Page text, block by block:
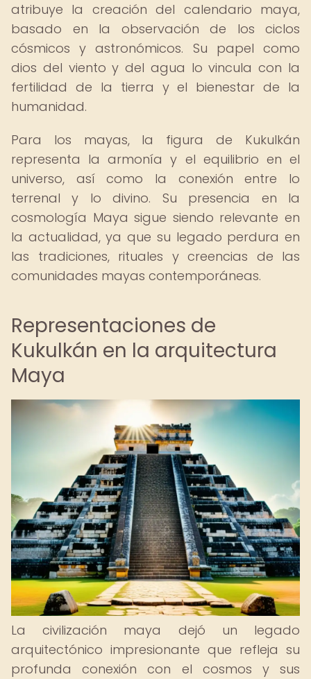
atribuye la creación del calendario maya,
basado en la observación de los ciclos
cósmicos y astronómicos. Su papel como
dios del viento y del agua lo vincula con la
fertilidad de la tierra y el bienestar de la
humanidad.
Para los mayas, la figura de Kukulkán
representa la armonía y el equilibrio en el
universo, así como la conexión entre lo
terrenal y lo divino. Su presencia en la
cosmología Maya sigue siendo relevante en
la actualidad, ya que su legado perdura en
las tradiciones, rituales y creencias de las
comunidades mayas contemporáneas.
Representaciones de
Kukulkán en la arquitectura
Maya
La civilización maya dejó un legado
arquitectónico impresionante que refleja su
profunda conexión con el cosmos y sus